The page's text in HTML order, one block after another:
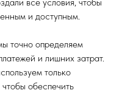
и доступным.
точно определяем
и лишних затрат.
только
обеспечить